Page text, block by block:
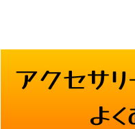
アクセサ
よ